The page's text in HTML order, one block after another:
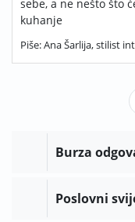
sebe, a ne nešto što
kuhanje
Piše: Ana Šarlija, stilist
Burza
Poslovni